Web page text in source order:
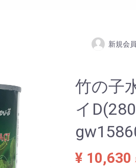
新規会
竹の子
イ
¥ 10,630